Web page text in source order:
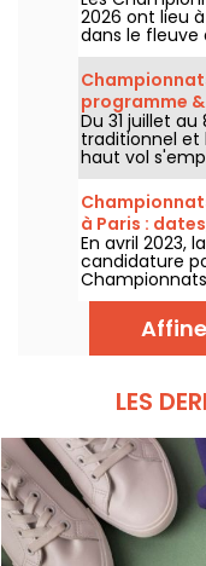
2026 ont lieu
dans le fleuve
plus
observer les
plongeon de
prochain ?
programme
plongeon et
Du 31 juillet
traditionnel et
haut vol
d'Europe de
olympique de
naturel de la
du continent
acrobatiques
à Paris :
compétition
En avril 2023,
candidature
2026. Du 31
Aquatique
encourager
informations
LES